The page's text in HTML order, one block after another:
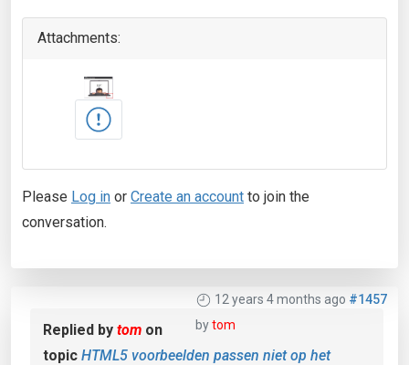
Attachments:
Please Log in or Create an account to join the
conversation.
12 years 4 months ago #1457
bytom
Replied by tom on
topic HTML5 voorbeelden passen niet op het